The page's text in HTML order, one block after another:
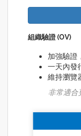
組織驗證 (OV)
加強驗證
一天內發
維持瀏覽
非常適合